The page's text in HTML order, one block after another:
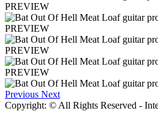
PREVIEW
PREVIEW
PREVIEW
PREVIEW
Previous Next
Copyright: © All Rights Reserved -